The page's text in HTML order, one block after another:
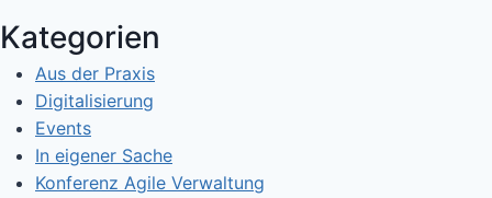
Kategorien
Aus der Praxis
Digitalisierung
Events
In eigener Sache
Konferenz Agile Verwaltung